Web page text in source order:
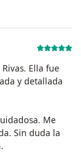
Ella fue
y detallada
Me
Sin duda la